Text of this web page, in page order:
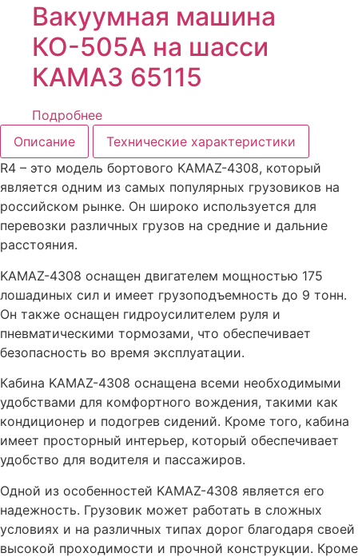
Вакуумная машина
КО-505А на шасси
КАМАЗ 65115
Подробнее
Описание
Технические характеристики
R4 – это модель бортового KAMAZ-4308, который
является одним из самых популярных грузовиков на
российском рынке. Он широко используется для
перевозки различных грузов на средние и дальние
расстояния.
KAMAZ-4308 оснащен двигателем мощностью 175
лошадиных сил и имеет грузоподъемность до 9 тонн.
Он также оснащен гидроусилителем руля и
пневматическими тормозами, что обеспечивает
безопасность во время эксплуатации.
Кабина KAMAZ-4308 оснащена всеми необходимыми
удобствами для комфортного вождения, такими как
кондиционер и подогрев сидений. Кроме того, кабина
имеет просторный интерьер, который обеспечивает
удобство для водителя и пассажиров.
Одной из особенностей KAMAZ-4308 является его
надежность. Грузовик может работать в сложных
условиях и на различных типах дорог благодаря своей
высокой проходимости и прочной конструкции. Кроме